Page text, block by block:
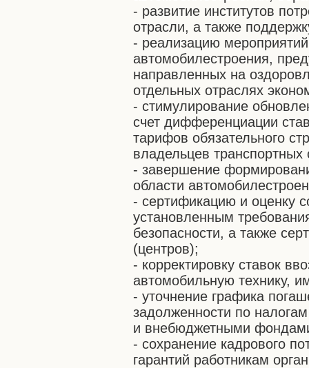
- развитие институтов
отрасли, а также
- реализацию
автомобилестроения,
направленных на
отдельных отраслях
- стимулирование
счет дифференциации
тарифов обязательного
владельцев транспортных
- завершение
области
- сертификацию и оценку
установленным
безопасности, а также
(центров);
- корректировку ставок
автомобильную технику,
- уточнение графика
задолженности по
и внебюджетными
- сохранение кадрового
гарантий работникам